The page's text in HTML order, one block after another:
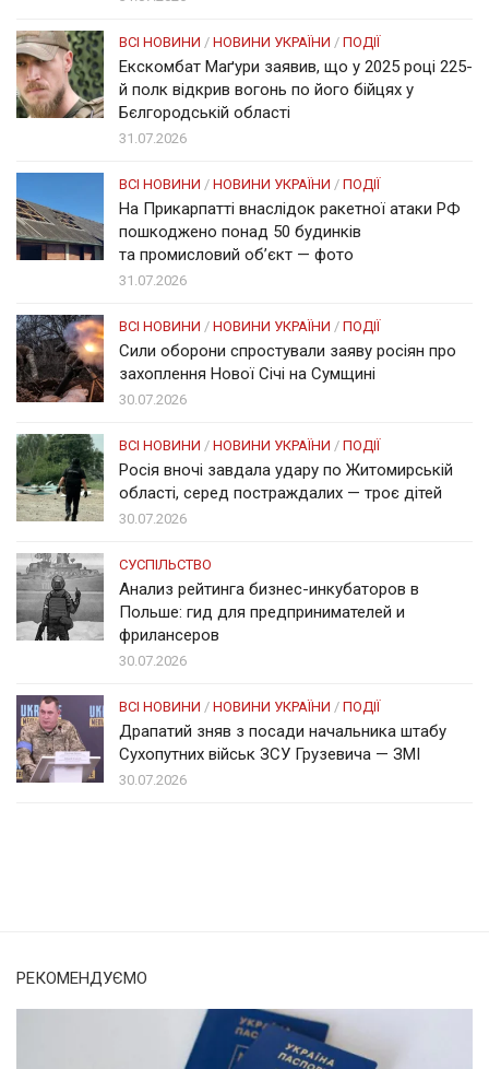
ВСІ НОВИНИ / НОВИНИ УКРАЇНИ / ПОДІЇ
Екскомбат Маґури заявив, що у 2025 році 225-
й полк відкрив вогонь по його бійцях у
Бєлгородській області
31.07.2026
ВСІ НОВИНИ / НОВИНИ УКРАЇНИ / ПОДІЇ
На Прикарпатті внаслідок ракетної атаки РФ
пошкоджено понад 50 будинків
та промисловий об’єкт — фото
31.07.2026
ВСІ НОВИНИ / НОВИНИ УКРАЇНИ / ПОДІЇ
Сили оборони спростували заяву росіян про
захоплення Нової Січі на Сумщині
30.07.2026
ВСІ НОВИНИ / НОВИНИ УКРАЇНИ / ПОДІЇ
Росія вночі завдала удару по Житомирській
області, серед постраждалих — троє дітей
30.07.2026
СУСПІЛЬСТВО
Анализ рейтинга бизнес-инкубаторов в
Польше: гид для предпринимателей и
фрилансеров
30.07.2026
ВСІ НОВИНИ / НОВИНИ УКРАЇНИ / ПОДІЇ
Драпатий зняв з посади начальника штабу
Сухопутних військ ЗСУ Грузевича — ЗМІ
30.07.2026
РЕКОМЕНДУЄМО